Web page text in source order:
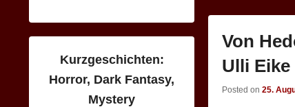
Von
Ulli
Posted on 25.
Kurzgeschichten:
Horror, Dark Fantasy,
Mystery